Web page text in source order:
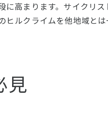
高まります。サイクリ
ルクライムを他地域と
見